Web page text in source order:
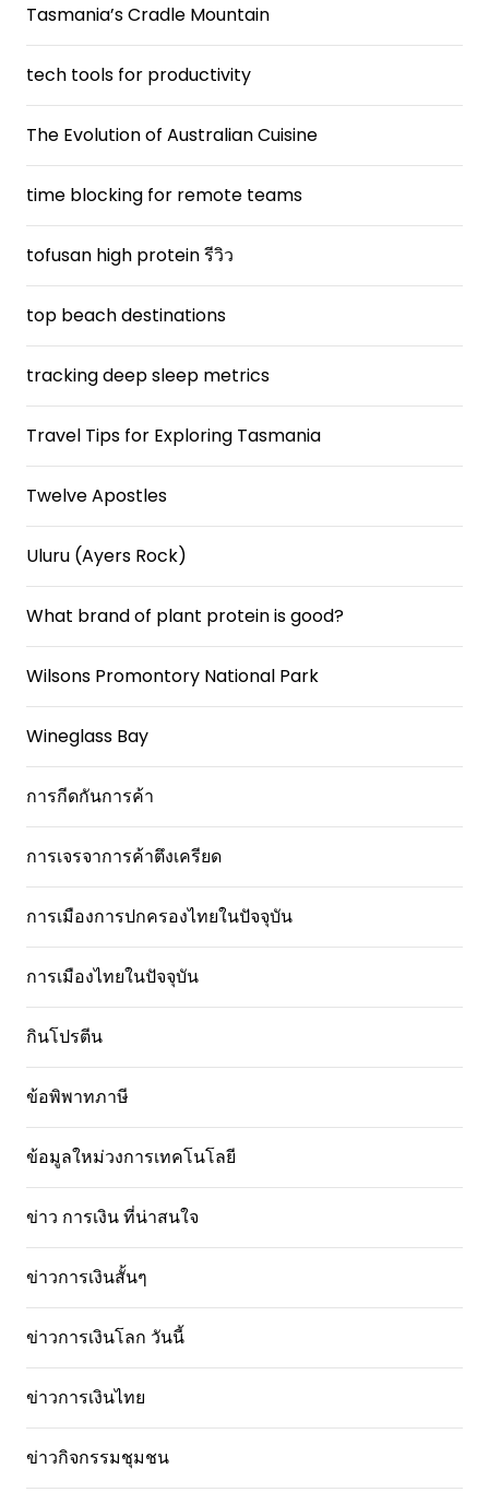
Tasmania’s Cradle Mountain
tech tools for productivity
The Evolution of Australian Cuisine
time blocking for remote teams
tofusan high protein รีวิว
top beach destinations
tracking deep sleep metrics
Travel Tips for Exploring Tasmania
Twelve Apostles
Uluru (Ayers Rock)
What brand of plant protein is good?
Wilsons Promontory National Park
Wineglass Bay
การกีดกันการค้า
การเจรจาการค้าตึงเครียด
การเมืองการปกครองไทยในปัจจุบัน
การเมืองไทยในปัจจุบัน
กินโปรตีน
ข้อพิพาทภาษี
ข้อมูลใหม่วงการเทคโนโลยี
ข่าว การเงิน ที่น่าสนใจ
ข่าวการเงินสั้นๆ
ข่าวการเงินโลก วันนี้
ข่าวการเงินไทย
ข่าวกิจกรรมชุมชน